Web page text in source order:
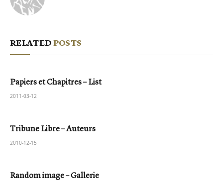
RELATEDPOSTS
Papiers et Chapitres – List
2011-03-12
Tribune Libre – Auteurs
2010-12-15
Random image – Gallerie